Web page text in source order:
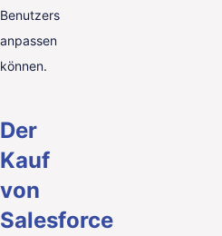
Benutzers
anpassen
können.
Der
Kauf
von
Salesforce